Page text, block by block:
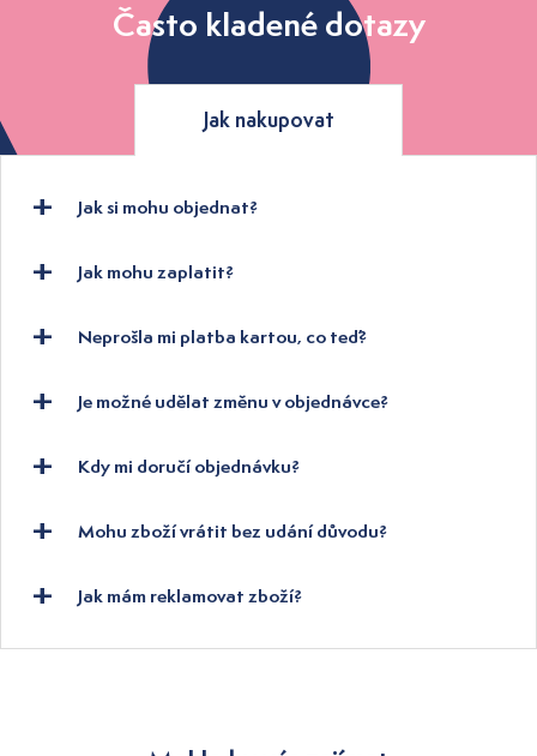
Často kladené dotazy
Jak nakupovat
Jak si mohu objednat?
Jak mohu zaplatit?
Neprošla mi platba kartou, co teď?
Je možné udělat změnu v objednávce?
Kdy mi doručí objednávku?
Mohu zboží vrátit bez udání důvodu?
Jak mám reklamovat zboží?